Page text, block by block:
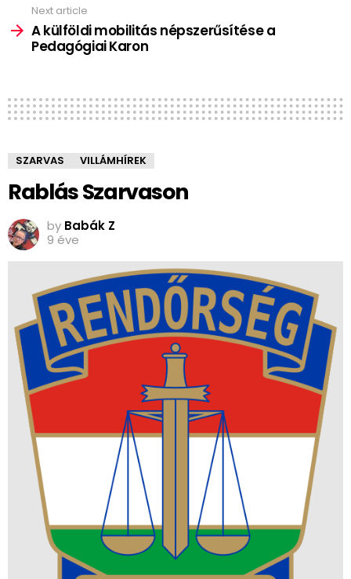
Next article
A külföldi mobilitás népszerűsítése a
Pedagógiai Karon
SZARVAS VILLÁMHÍREK
Rablás Szarvason
by Babák Z
9 éve